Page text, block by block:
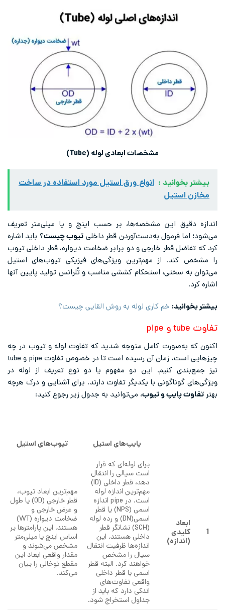
مشخصات ابعادی لوله (Tube)
بیشتر بخوانید : انواع ورق استیل مورد استفاده در ساخت
مخازن استیل
اندازه دقیق این مشخصه‌ها، بر حسب اینچ و یا میلی‌متر تعریف
می‌شود؛ اما فرمول به‌دست‌آوردن قطر داخلی تیوب چیست؟ باید اشاره
کرد که تفاضل قطر خارجی و دو برابر ضخامت دیواره، قطر داخلی تیوب
را مشخص کند. از مهم‌ترین ویژگی‌های فیزیکی تیوب‌های استیل
می‌توان به‌ سختی، استحکام کششی مناسب و تُلرانس تولید پایین آنها
اشاره کرد.
بیشتر بخوانید: خم کاری لوله به روش القایی چیست؟
تفاوت tube و pipe
اکنون که به‌صورت کامل متوجه شدید که تفاوت لوله و تیوب در چه
چیزهایی است، زمان آن رسیده است تا در خصوص تفاوت pipe و tube
نیز جمع‌بندی کنیم. این دو مفهوم یا دو نوع تعریف از لوله در
ویژگی‌های گوناگونی با یکدیگر تفاوت دارند. برای آشنایی و درک هرچه
بهترتفاوت پایپ و تیوب، می‌توانید به جدول زیر رجوع کنید:
پایپ‌های استیل تیوب‌های استیل
1
ابعاد
کلیدی
(اندازه)
برای لوله‌ای که قرار
است سیالی را انتقال
دهد، قطر داخلی (ID)
مهم‌ترین اندازه لوله
است. در pipe اندازه
اسمی (NPS) یا قطر
اسمی(DN) و رده لوله
(SCH) نشانگر قطر
داخلی هستند. این
اندازه‌ها ظرفیت انتقال
سیال را مشخص
خواهند کرد. البته قطر
اسمی با قطر داخلی
واقعی تفاوت‌های
اندکی دارد که باید از
جداول استخراج شود.
مهم‌ترین ابعاد تیوب،
قطر خارجی (OD) یا طول
و عرض خارجی و
ضخامت دیواره (WT)
هستند. این پارامترها بر
اساس اینچ یا میلی‌متر
مشخص می‌شوند و
مقدار واقعی ابعاد این
مقطع توخالی را بیان
می‌کند.